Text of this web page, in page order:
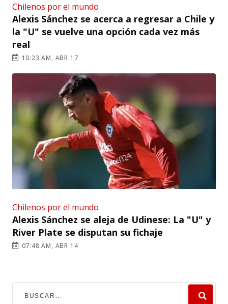
Chilenos por el mundo
Alexis Sánchez se acerca a regresar a Chile y
la "U" se vuelve una opción cada vez más
real
10:23 AM, ABR 17
Chilenos por el mundo
Alexis Sánchez se aleja de Udinese: La "U" y
River Plate se disputan su fichaje
07:48 AM, ABR 14